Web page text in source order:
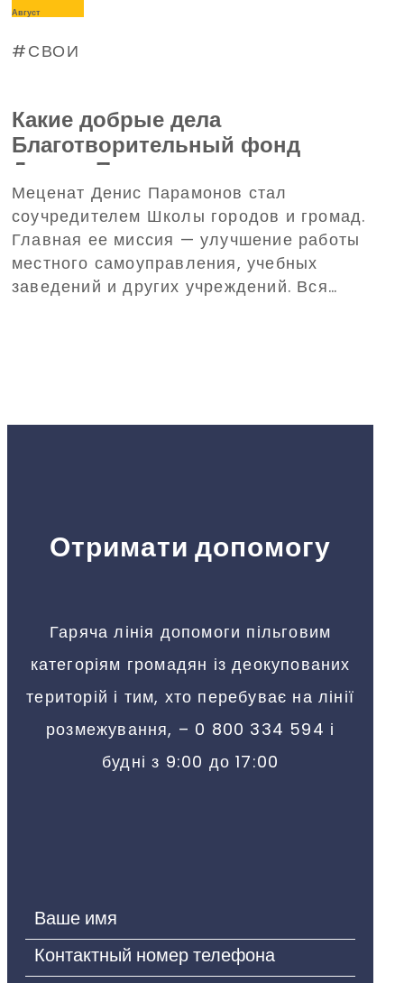
Август
СВОИ
Какие добрые дела
Благотворительный фонд
Дениса Парамонова совершил в
июле (ВИДЕО)
Меценат Денис Парамонов стал
соучредителем Школы городов и громад.
Главная ее миссия — улучшение работы
местного самоуправления, учебных
заведений и других учреждений. Вся
Отримати допомогу
Гаряча лінія допомоги пільговим
категоріям громадян із деокупованих
територій і тим, хто перебуває на лінії
розмежування, – 0 800 334 594 і
будні з 9:00 до 17:00